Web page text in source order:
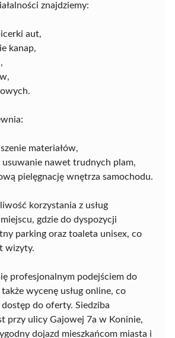
znajdziemy:
aut,
kanap,
materiałów,
usuwanie nawet trudnych plam,
pielęgnację wnętrza samochodu.
korzystania z usług
gdzie do dyspozycji
parking oraz toaleta unisex, co
wizyty.
profesjonalnym podejściem do
wycenę usług online, co
do oferty. Siedziba
przy ulicy Gajowej 7a w Koninie,
dojazd mieszkańcom miasta i